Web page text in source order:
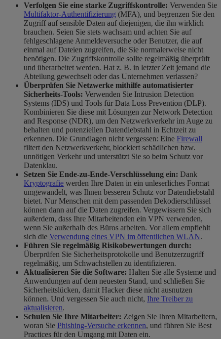
Verfolgen Sie eine starke Zugriffskontrolle: Verwenden Sie
Multifaktor-Authentifizierung (MFA), und begrenzen Sie den
Zugriff auf sensible Daten auf diejenigen, die ihn wirklich
brauchen. Seien Sie stets wachsam und achten Sie auf
fehlgeschlagene Anmeldeversuche oder Benutzer, die auf
einmal auf Dateien zugreifen, die Sie normalerweise nicht
benötigen. Die Zugriffskontrolle sollte regelmäßig überprüft
und überarbeitet werden. Hat z. B. in letzter Zeit jemand die
Abteilung gewechselt oder das Unternehmen verlassen?
Überprüfen Sie Netzwerke mithilfe automatisierter
Sicherheits-Tools: Verwenden Sie Intrusion Detection
Systems (IDS) und Tools für Data Loss Prevention (DLP).
Kombinieren Sie diese mit Lösungen zur Network Detection
and Response (NDR), um den Netzwerkverkehr im Auge zu
behalten und potenziellen Datendiebstahl in Echtzeit zu
erkennen. Die Grundlagen nicht vergessen: Eine Firewall
filtert den Netzwerkverkehr, blockiert schädlichen bzw.
unnötigen Verkehr und unterstützt Sie so beim Schutz vor
Datenklau.
Setzen Sie Ende-zu-Ende-Verschlüsselung ein: Dank
Kryptografie werden Ihre Daten in ein unleserliches Format
umgewandelt, was Ihnen besseren Schutz vor Datendiebstahl
bietet. Nur Menschen mit dem passenden Dekodierschlüssel
können dann auf die Daten zugreifen. Vergewissern Sie sich
außerdem, dass Ihre Mitarbeitenden ein VPN verwenden,
wenn Sie außerhalb des Büros arbeiten. Vor allem empfiehlt
sich die Verwendung eines VPN im öffentlichen WLAN.
Führen Sie regelmäßig Risikobewertungen durch:
Überprüfen Sie Sicherheitsprotokolle und Benutzerzugriff
regelmäßig, um Schwachstellen zu identifizieren.
Aktualisieren Sie die Software: Halten Sie alle Systeme und
Anwendungen auf dem neuesten Stand, und schließen Sie
Sicherheitslücken, damit Hacker diese nicht ausnutzen
können. Und vergessen Sie auch nicht, Ihre Treiber zu
aktualisieren.
Schulen Sie Ihre Mitarbeiter: Zeigen Sie Ihren Mitarbeitern,
woran Sie Phishing-Versuche erkennen, und führen Sie Best
Practices für den Umgang mit Daten ein.